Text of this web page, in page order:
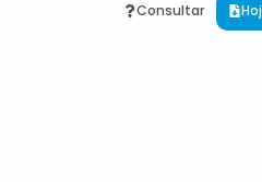
Consultar